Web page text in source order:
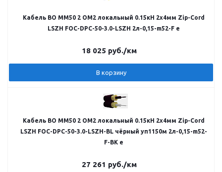
Кабель ВО MM50 2 OM2 локальный 0.15кН 2х4мм Zip-Cord
LSZH FOC-DPC-50-3.0-LSZH 2л-0,15-m52-F e
18 025 руб./км
В корзину
Кабель ВО MM50 2 OM2 локальный 0.15кН 2х4мм Zip-Cord
LSZH FOC-DPC-50-3.0-LSZH-BL чёрный уп1150м 2л-0,15-m52-
F-BK e
27 261 руб./км